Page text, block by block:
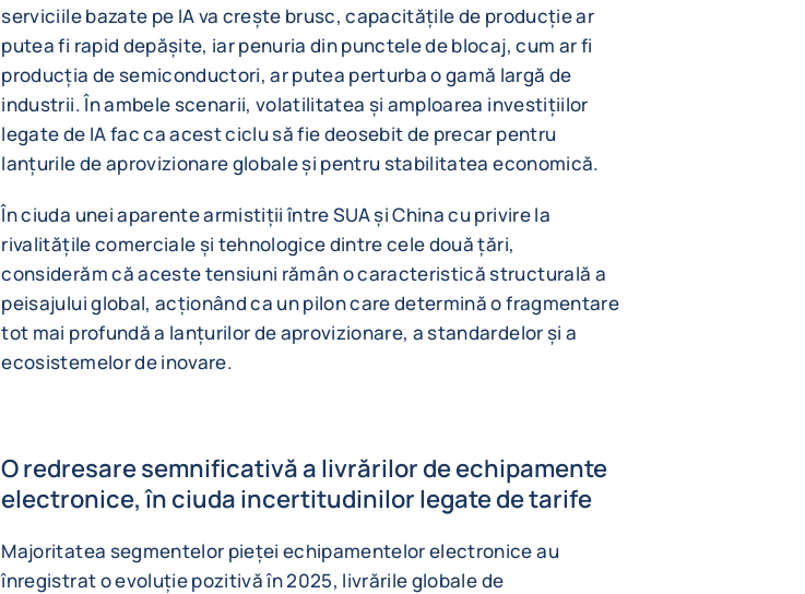
serviciile bazate pe IA va crește brusc, capacitățile de producție ar
putea fi rapid depășite, iar penuria din punctele de blocaj, cum ar fi
producția de semiconductori, ar putea perturba o gamă largă de
industrii. În ambele scenarii, volatilitatea și amploarea investițiilor
legate de IA fac ca acest ciclu să fie deosebit de precar pentru
lanțurile de aprovizionare globale și pentru stabilitatea economică.
În ciuda unei aparente armistiții între SUA și China cu privire la
rivalitățile comerciale și tehnologice dintre cele două țări,
considerăm că aceste tensiuni rămân o caracteristică structurală a
peisajului global, acționând ca un pilon care determină o fragmentare
tot mai profundă a lanțurilor de aprovizionare, a standardelor și a
ecosistemelor de inovare.
O redresare semnificativă a livrărilor de echipamente
electronice, în ciuda incertitudinilor legate de tarife
Majoritatea segmentelor pieței echipamentelor electronice au
înregistrat o evoluție pozitivă în 2025, livrările globale de